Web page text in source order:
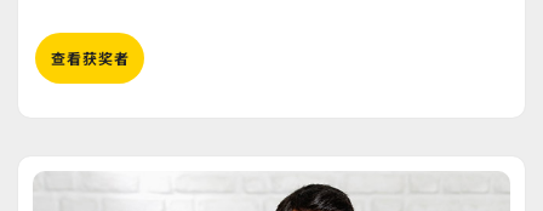
查看获奖者